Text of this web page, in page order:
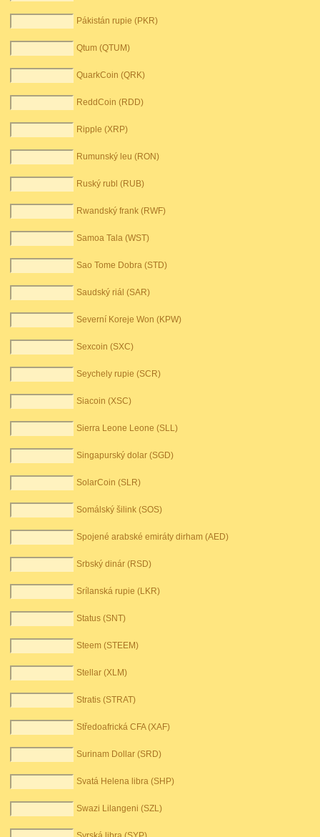
Pákistán rupie (PKR)
Qtum (QTUM)
QuarkCoin (QRK)
ReddCoin (RDD)
Ripple (XRP)
Rumunský leu (RON)
Ruský rubl (RUB)
Rwandský frank (RWF)
Samoa Tala (WST)
Sao Tome Dobra (STD)
Saudský riál (SAR)
Severní Koreje Won (KPW)
Sexcoin (SXC)
Seychely rupie (SCR)
Siacoin (XSC)
Sierra Leone Leone (SLL)
Singapurský dolar (SGD)
SolarCoin (SLR)
Somálský šilink (SOS)
Spojené arabské emiráty dirham (AED)
Srbský dinár (RSD)
Srílanská rupie (LKR)
Status (SNT)
Steem (STEEM)
Stellar (XLM)
Stratis (STRAT)
Středoafrická CFA (XAF)
Surinam Dollar (SRD)
Svatá Helena libra (SHP)
Swazi Lilangeni (SZL)